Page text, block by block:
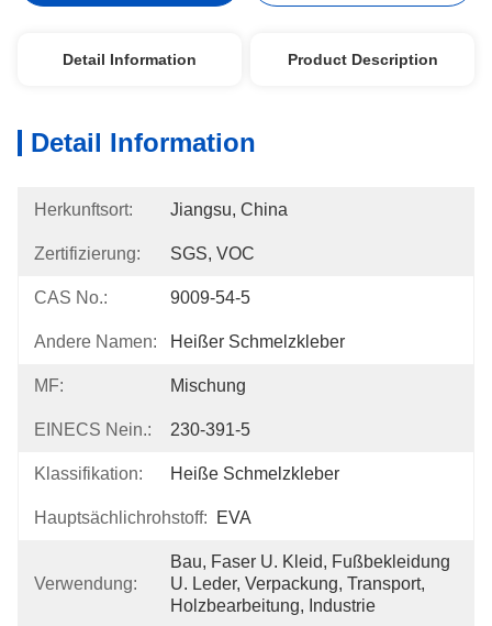
Detail Information Product Description
Detail Information
Herkunftsort: Jiangsu, China
Zertifizierung: SGS, VOC
CAS No.: 9009-54-5
Andere Namen: Heißer Schmelzkleber
MF: Mischung
EINECS Nein.: 230-391-5
Klassifikation: Heiße Schmelzkleber
Hauptsächlichrohstoff: EVA
Verwendung:
Bau, Faser U. Kleid, Fußbekleidung
U. Leder, Verpackung, Transport,
Holzbearbeitung, Industrie